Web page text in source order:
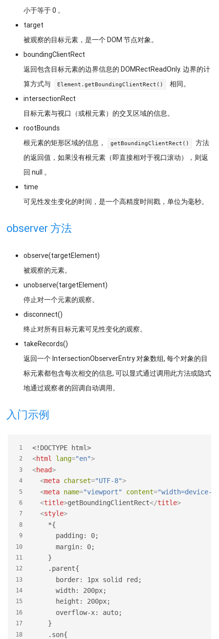
小于等于 0 。
target
被观察的目标元素，是一个 DOM 节点对象。
boundingClientRect
返回包含目标元素的边界信息的 DOMRectReadOnly. 边界的计
算方式与
Element.getBoundingClientRect()
相同。
intersectionRect
目标元素与视口（或根元素）的交叉区域的信息。
rootBounds
根元素的矩形区域的信息，
getBoundingClientRect()
方法
的返回值，如果没有根元素（即直接相对于视口滚动），则返
回 null 。
time
可见性发生变化的时间，是一个高精度时间戳，单位为毫秒。
observer 方法
observe(targetElement)
被观察的元素。
unobserve(targetElement)
停止对一个元素的观察。
disconnect()
终止对所有目标元素可见性变化的观察。
takeRecords()
返回一个 IntersectionObserverEntry 对象数组, 每个对象的目
标元素都包含每次相交的信息, 可以显式通过调用此方法或隐式
地通过观察者的回调自动调用。
入门示例
1
2
3
4
5
6
7
8
9
10
11
12
13
14
15
16
17
18
<!DOCTYPE html>
<html lang="en">
<head>
<meta charset="UTF-8">
<meta name="viewport" content=
<title>getBoundingClientRect</title>
<style>
    *{
      padding: 0;
      margin: 0;
    }
    .parent{
      border: 1px solid red;
      width: 200px;
      height: 200px;
      overflow-x: auto;
    }
    .son{